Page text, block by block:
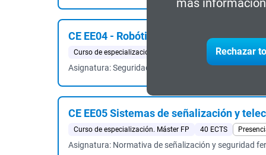
más
Rechazar
CE EE04 - Robótica Colaborativa 2026-27
Curso de especialización. Máster FP 32 ECTS
Asignatura: Seguridad y Mantenimiento
CE EE05 Sistemas de señalización y
Curso de especialización. Máster FP 40 ECTS
Asignatura: Normativa de señalización y seguridad